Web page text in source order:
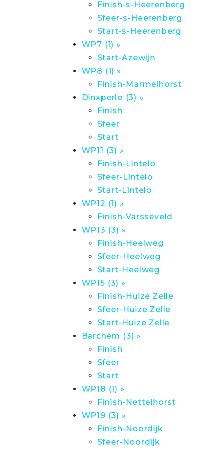
Finish-s-Heerenberg
Sfeer-s-Heerenberg
Start-s-Heerenberg
WP7 (1) »
Start-Azewijn
WP8 (1) »
Finish-Marmelhorst
Dinxperlo (3) »
Finish
Sfeer
Start
WP11 (3) »
Finish-Lintelo
Sfeer-Lintelo
Start-Lintelo
WP12 (1) »
Finish-Varsseveld
WP13 (3) »
Finish-Heelweg
Sfeer-Heelweg
Start-Heelweg
WP15 (3) »
Finish-Huize Zelle
Sfeer-Huize Zelle
Start-Huize Zelle
Barchem (3) »
Finish
Sfeer
Start
WP18 (1) »
Finish-Nettelhorst
WP19 (3) »
Finish-Noordijk
Sfeer-Noordijk